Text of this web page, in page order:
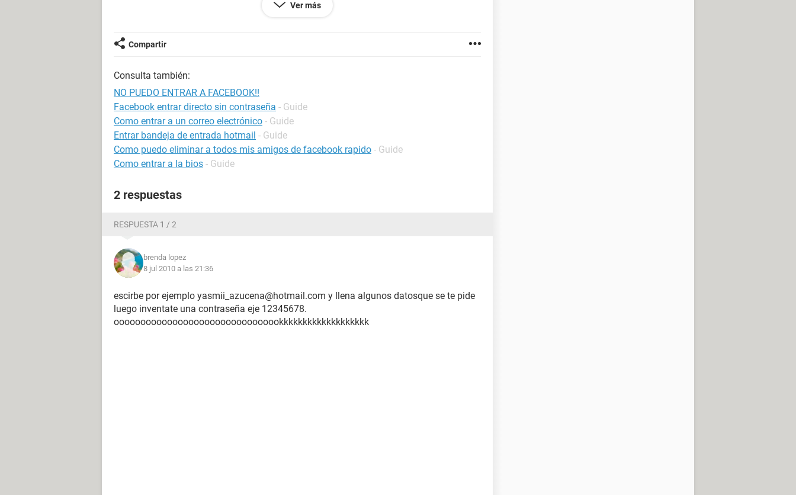
Ver más
Compartir
Consulta también:
NO PUEDO ENTRAR A FACEBOOK!!
Facebook entrar directo sin contraseña - Guide
Como entrar a un correo electrónico - Guide
Entrar bandeja de entrada hotmail - Guide
Como puedo eliminar a todos mis amigos de facebook rapido - Guide
Como entrar a la bios - Guide
2 respuestas
RESPUESTA 1 / 2
brenda lopez
8 jul 2010 a las 21:36
escirbe por ejemplo yasmii_azucena@hotmail.com y llena algunos datosque se te pide
luego inventate una contraseña eje 12345678.
oooooooooooooooooooooooooooooookkkkkkkkkkkkkkkkkkk